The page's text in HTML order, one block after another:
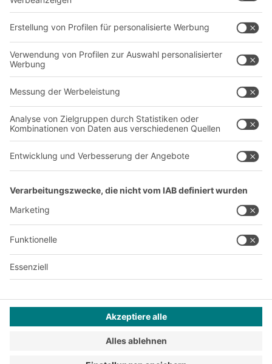
Transportsysteme
Dienstleistungen
Unternehmen
Über uns
Produktionsstandorte
Karriere
Follow us
YOUR LIFE.
+41 41 790 20 64
Dieses Angebot ist für Industrie, Handwerk, Handel und die
freien Berufe zur Verwendung in der selbstständigen,
beruflichen oder gewerblichen Tätigkeit bestimmt.